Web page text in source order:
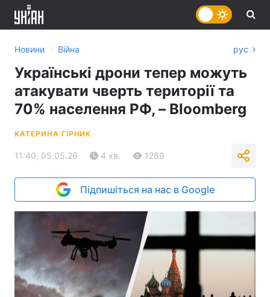
Новини › Війна рус
Українські дрони тепер можуть
атакувати чверть території та
70% населення РФ, – Bloomberg
КАТЕРИНА ГІРНИК
11:40, 05.05.26 4 хв. 1289
Підпишіться на нас в Google